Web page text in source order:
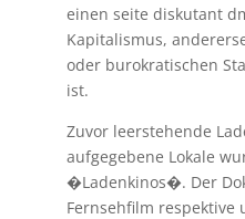
einen seite diskutant
Kapitalismus,
oder burokratischen
ist.
Zuvor leerstehende
aufgegebene Lokale
�Ladenkinos�. Der
Fernsehfilm respektive